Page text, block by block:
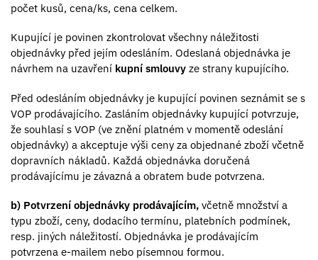
počet kusů, cena/ks, cena celkem.
Kupující je povinen zkontrolovat všechny náležitosti
objednávky před jejím odesláním. Odeslaná objednávka je
návrhem na uzavření kupní smlouvy ze strany kupujícího.
Před odesláním objednávky je kupující povinen seznámit se s
VOP prodávajícího. Zasláním objednávky kupující potvrzuje,
že souhlasí s VOP (ve znění platném v momentě odeslání
objednávky) a akceptuje výši ceny za objednané zboží včetně
dopravních nákladů. Každá objednávka doručená
prodávajícímu je závazná a obratem bude potvrzena.
b) Potvrzení objednávky prodávajícím, včetně množství a
typu zboží, ceny, dodacího termínu, platebních podmínek,
resp. jiných náležitostí. Objednávka je prodávajícím
potvrzena e-mailem nebo písemnou formou.